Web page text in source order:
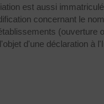
est aussi
concernant le
(ouverture
d'une déclaration à